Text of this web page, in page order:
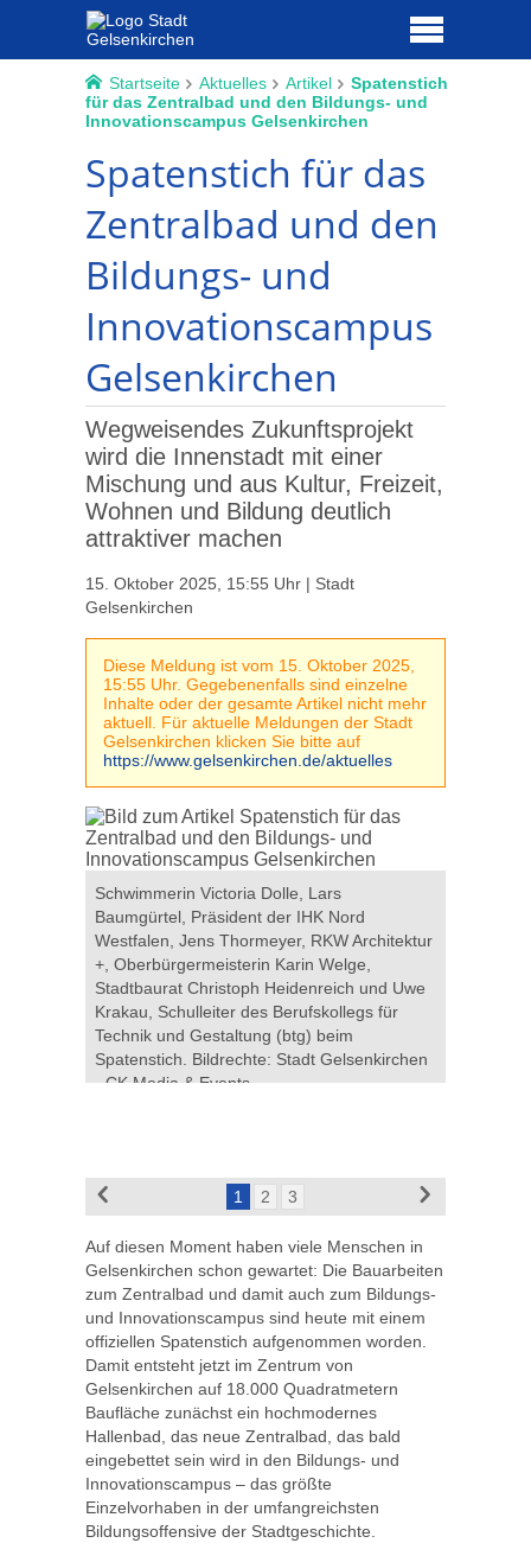
Startseite Aktuelles Artikel
Spatenstich
für das Zentralbad und den Bildungs- und
Innovationscampus Gelsenkirchen
Spatenstich für das
Zentralbad und den
Bildungs- und
Innovationscampus
Gelsenkirchen
Wegweisendes Zukunftsprojekt
wird die Innenstadt mit einer
Mischung und aus Kultur, Freizeit,
Wohnen und Bildung deutlich
attraktiver machen
15. Oktober 2025, 15:55 Uhr | Stadt
Gelsenkirchen
Diese Meldung ist vom 15. Oktober 2025,
15:55 Uhr. Gegebenenfalls sind einzelne
Inhalte oder der gesamte Artikel nicht mehr
aktuell. Für aktuelle Meldungen der Stadt
Gelsenkirchen klicken Sie bitte auf
https://www.gelsenkirchen.de/aktuelles
Schwimmerin Victoria Dolle, Lars
Baumgürtel, Präsident der IHK Nord
Westfalen, Jens Thormeyer, RKW Architektur
+, Oberbürgermeisterin Karin Welge,
Stadtbaurat Christoph Heidenreich und Uwe
Krakau, Schulleiter des Berufskollegs für
Technik und Gestaltung (btg) beim
Spatenstich. Bildrechte: Stadt Gelsenkirchen
- CK Media & Events
1 2 3
Auf diesen Moment haben viele Menschen in
Gelsenkirchen schon gewartet: Die Bauarbeiten
zum Zentralbad und damit auch zum Bildungs-
und Innovationscampus sind heute mit einem
offiziellen Spatenstich aufgenommen worden.
Damit entsteht jetzt im Zentrum von
Gelsenkirchen auf 18.000 Quadratmetern
Baufläche zunächst ein hochmodernes
Hallenbad, das neue Zentralbad, das bald
eingebettet sein wird in den Bildungs- und
Innovationscampus – das größte
Einzelvorhaben in der umfangreichsten
Bildungsoffensive der Stadtgeschichte.